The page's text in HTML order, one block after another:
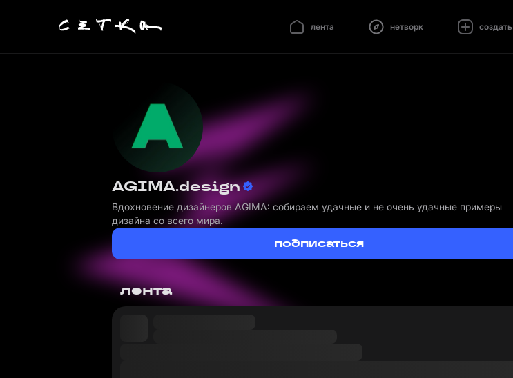
лента нетворк создать
AGIMA.design
Вдохновение дизайнеров AGIMA: собираем удачные и не очень удачные примеры
дизайна со всего мира.
подписаться
лента